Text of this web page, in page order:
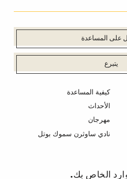
على المساعدة
يتبرع
كيفية المساعدة
الأحداث
مهرجان
نادي ساوثرن سموك بوتل
الخاص بك.